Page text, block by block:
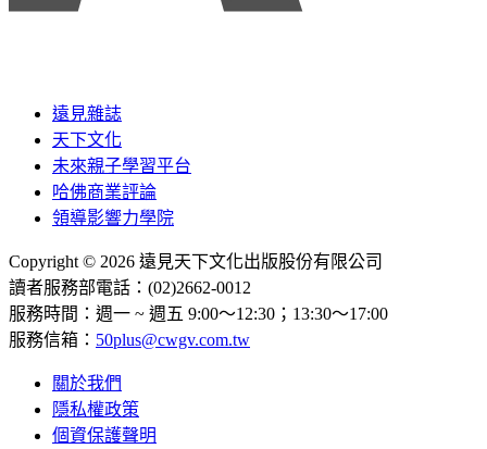
遠見雜誌
天下文化
未來親子學習平台
哈佛商業評論
領導影響力學院
Copyright © 2026 遠見天下文化出版股份有限公司
讀者服務部電話：(02)2662-0012
服務時間：週一 ~ 週五 9:00～12:30；13:30～17:00
服務信箱： 50plus@cwgv.com.tw
關於我們
隱私權政策
個資保護聲明